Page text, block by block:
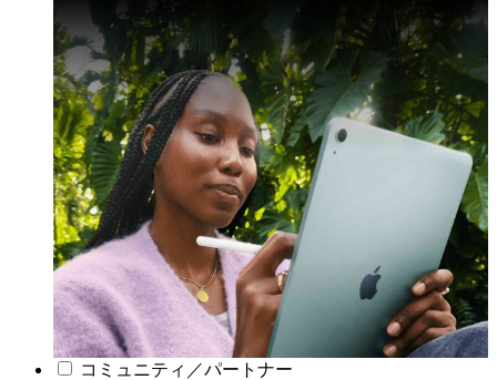
コミュニティ／パートナー